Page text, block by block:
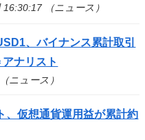
（ニュース）
、バイナンス累計取引
ナリスト
ニュース）
、仮想通貨運用益が累計約